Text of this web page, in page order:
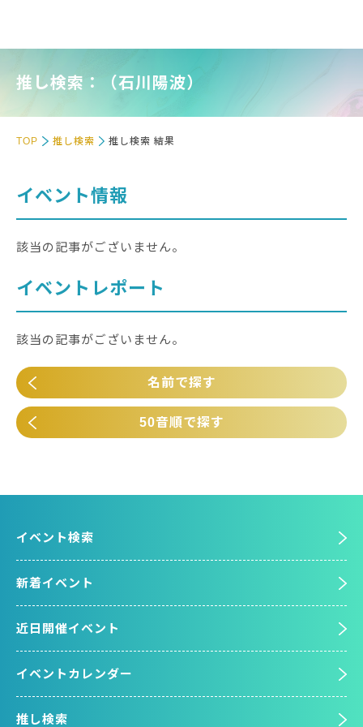
推し検索：（石川陽波）
TOP 推し検索 推し検索 結果
イベント情報
該当の記事がございません。
イベントレポート
該当の記事がございません。
名前で探す
50音順で探す
イベント検索
新着イベント
近日開催イベント
イベントカレンダー
推し検索